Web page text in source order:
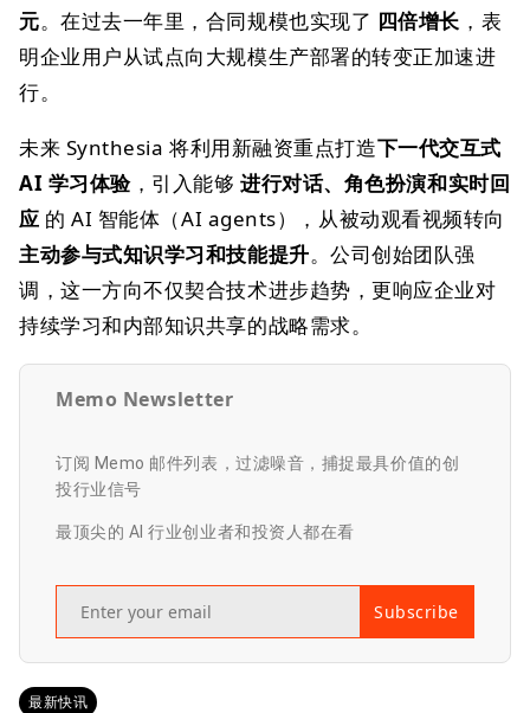
元。在过去一年里，合同规模也实现了 四倍增长 ，表
明企业用户从试点向大规模生产部署的转变正加速进
行。
未来 Synthesia 将利用新融资重点打造下一代交互式
AI 学习体验，引入能够进行对话、角色扮演和实时回
应 的 AI 智能体（AI agents），从被动观看视频转向
主动参与式知识学习和技能提升。公司创始团队强
调，这一方向不仅契合技术进步趋势，更响应企业对
持续学习和内部知识共享的战略需求。
Memo Newsletter
订阅 Memo 邮件列表，过滤噪音，捕捉最具价值的创
投行业信号
最顶尖的 AI 行业创业者和投资人都在看
Subscribe
最新快讯